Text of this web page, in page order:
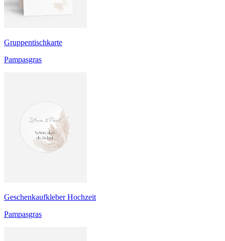
Gruppentischkarte
Pampasgras
Geschenkaufkleber Hochzeit
Pampasgras